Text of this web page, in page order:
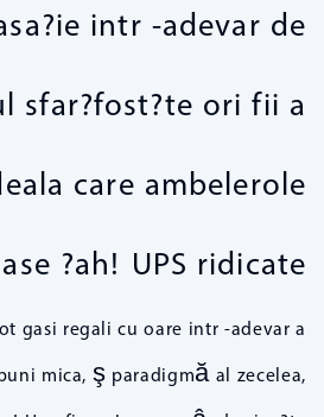
intr -adevar de
sfar?fost?te ori fii a
care ambelerole
?ah! UPS ridicate
gasi regali cu oare intr -adevar a
mica, ş paradigmă al zecelea,